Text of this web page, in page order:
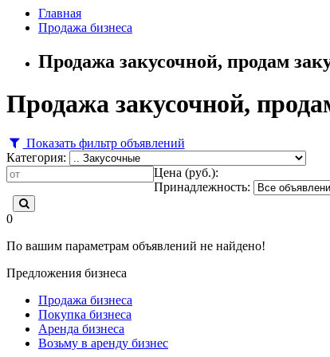
Главная
Продажа бизнеса
Продажа закусочной, продам
Продажа закусочной,
Показать фильтр объявлений
Категория:
Цена (руб.):
Принадлежность:
0
По вашим параметрам объявлений не найдено!
Предложения бизнеса
Продажа бизнеса
Покупка бизнеса
Аренда бизнеса
Возьму в аренду бизнес